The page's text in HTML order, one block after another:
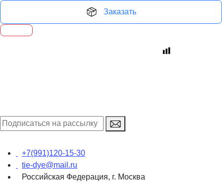
Заказать
+7(991)120-15-30
tie-dye@mail.ru
Российская Федерация, г. Москва